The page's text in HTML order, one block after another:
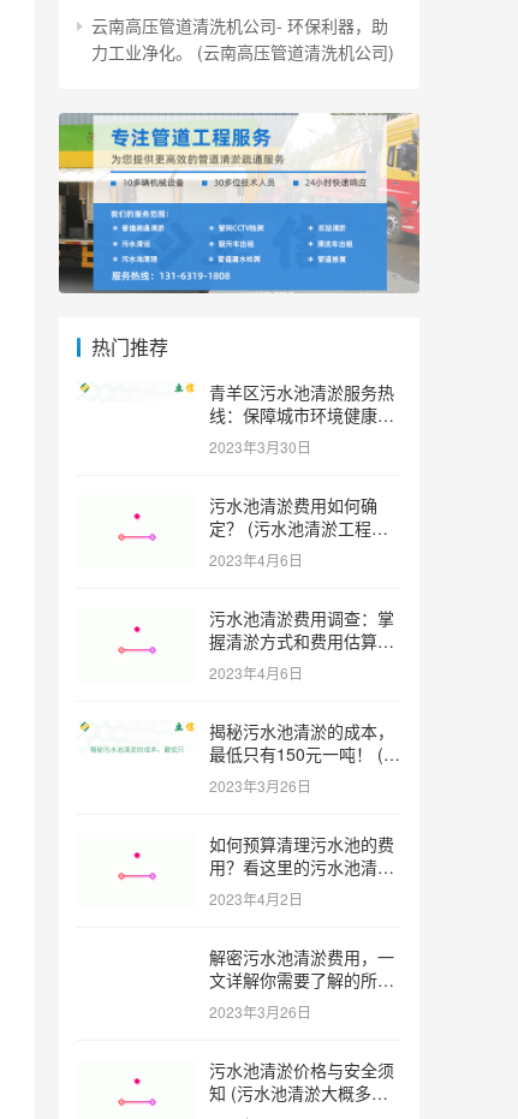
云南高压管道清洗机公司- 环保利器，助
力工业净化。 (云南高压管道清洗机公司)
热门推荐
青羊区污水池清淤服务热
线：保障城市环境健康和
可持续发展。 (青羊区污
水池清淤服务热线)
2023年3月30日
污水池清淤费用如何确
定？ (污水池清淤工程价
格多少)
2023年4月6日
污水池清淤费用调查：掌
握清淤方式和费用估算技
巧 (污水池清淤多少钱一
方米)
2023年4月6日
揭秘污水池清淤的成本，
最低只有150元一吨！ (污
水池清淤一米多少钱一吨)
2023年3月26日
如何预算清理污水池的费
用？看这里的污水池清淤
工程报价表范本！ (污水
池清淤工程报价表范本)
2023年4月2日
解密污水池清淤费用，一
文详解你需要了解的所有
因素 (污水池清淤一米多
少钱)
2023年3月26日
污水池清淤价格与安全须
知 (污水池清淤大概多少